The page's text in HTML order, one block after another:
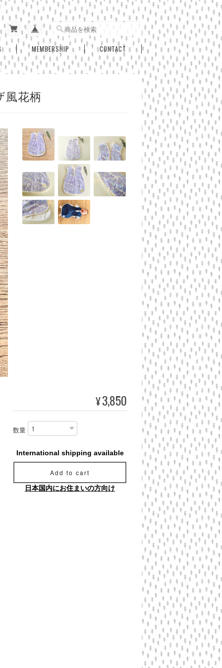
MEMBERSHIP CONTACT
風花柄
¥3,850
数量
International shipping available
Add to cart
日本国内にお住まいの方向け